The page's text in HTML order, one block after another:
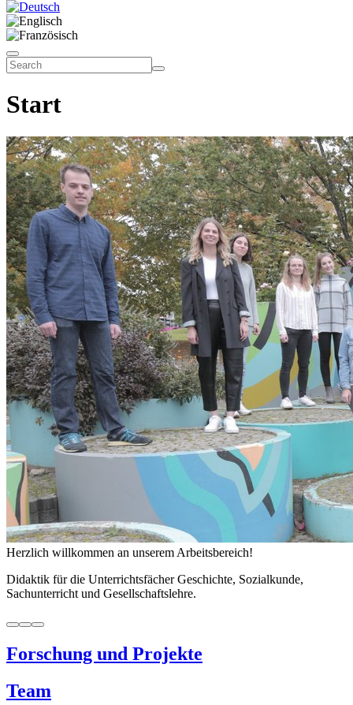
Start
Herzlich willkommen an unserem Arbeitsbereich!
Didaktik für die Unterrichtsfächer Geschichte, Sozialkunde,
Sachunterricht und Gesellschaftslehre.
Forschung und Projekte
Team